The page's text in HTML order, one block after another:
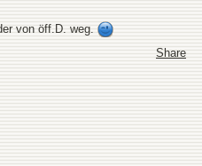
von öff.D. weg.
Share